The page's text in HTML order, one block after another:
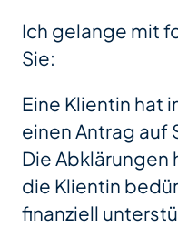
Ich gelange mit
Sie:
Eine Klientin hat
einen Antrag auf
Die Abklärungen
die Klientin
finanziell